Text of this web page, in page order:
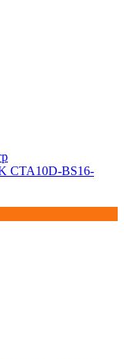
CTA10D-BS16-